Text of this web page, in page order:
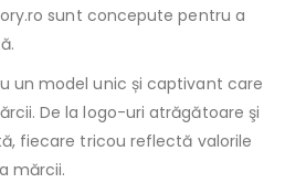
sunt concepute pentru a
un model unic și captivant care
De la logo-uri atrăgătoare şi
fiecare tricou reflectă valorile
mărcii.